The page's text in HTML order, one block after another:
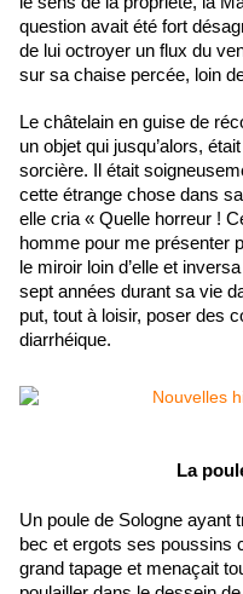
question avait été fort
de lui octroyer un flux du
sur sa chaise percée, loin
Le châtelain en guise de
un objet qui jusqu’alors,
sorcière. Il était
cette étrange chose dans
elle cria « Quelle horreur !
homme pour me présenter
le miroir loin d’elle et
sept années durant sa vie
put, tout à loisir, poser des
diarrhéique.
La
Un poule de Sologne ayant
bec et ergots ses poussins
grand tapage et menaçait